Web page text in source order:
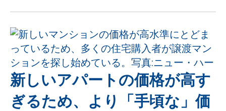
新しいアパートの価格が高す
ぎるため、より「手頃な」価